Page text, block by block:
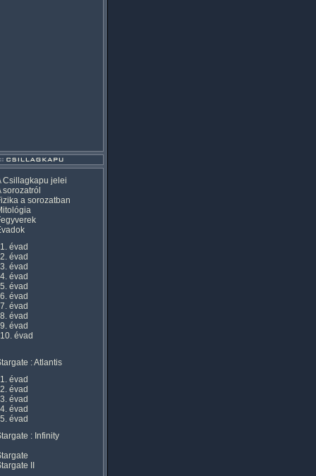
Csillagkapu jelei
sorozatról
a sorozatban
1. évad
2. évad
3. évad
4. évad
5. évad
6. évad
7. évad
8. évad
9. évad
10. évad
: Atlantis
1. évad
2. évad
3. évad
4. évad
5. évad
: Infinity
II